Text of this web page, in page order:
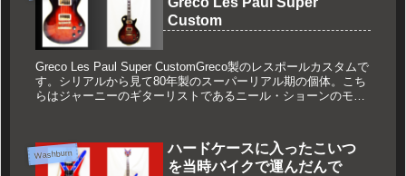
Custom
Greco Les Paul Super CustomGreco製のレスポールカスタムで
す。シリアルから見て80年製のスーパーリアル期の個体。こち
らはジャーニーのギターリストであるニール・ショーンのモデ
Washburn
ハードケースに入ったこいつ
を当時バイクで運んだんで